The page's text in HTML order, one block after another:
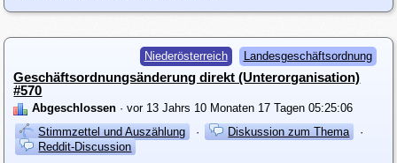
Niederösterreich Landesgeschäftsordnung
Geschäftsordnungsänderung direkt (Unterorganisation)
#570
Abgeschlossen · vor 13 Jahrs 10 Monaten 17 Tagen 05:25:06
Stimmzettel und Auszählung
· Diskussion zum Thema
·
Reddit-Discussion